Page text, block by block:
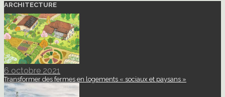
ARCHITECTURE
6 octobre 2021
Transformer des fermes en logements « sociaux et paysans »